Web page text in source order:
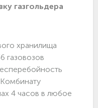
газгольдера
хранилища
газовозов
4 часов в любое